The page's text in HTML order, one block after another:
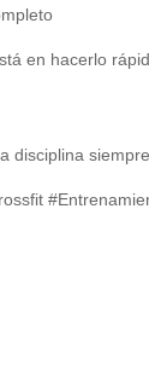
en hacerlo
disciplina